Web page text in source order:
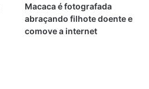
Macaca é fotografada
abraçando filhote doente e
comove a internet